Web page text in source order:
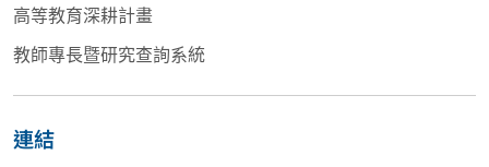
高等教育深耕計畫
教師專長暨研究查詢系統
連結